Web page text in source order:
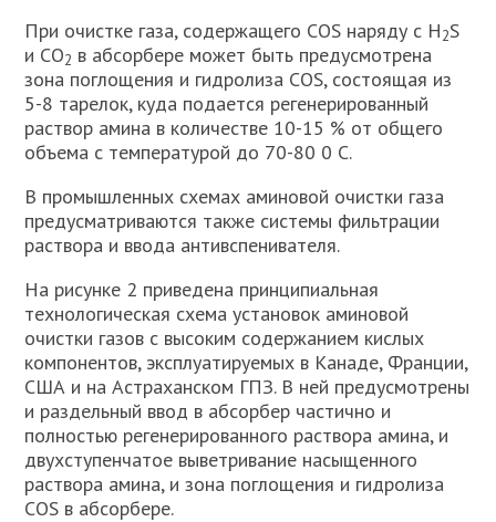
При очистке газа, содержащего СОS наряду с H2S
и СО2 в абсорбере может быть предусмотрена
зона поглощения и гидролиза СОS, состоящая из
5-8 тарелок, куда подается регенерированный
раствор амина в количестве 10-15 % от общего
объема с температурой до 70-80 0 С.
В промышленных схемах аминовой очистки газа
предусматриваются также системы фильтрации
раствора и ввода антивспенивателя.
На рисунке 2 приведена принципиальная
технологическая схема установок аминовой
очистки газов с высоким содержанием кислых
компонентов, эксплуатируемых в Канаде, Франции,
США и на Астраханском ГПЗ. В ней предусмотрены
и раздельный ввод в абсорбер частично и
полностью регенерированного раствора амина, и
двухступенчатое выветривание насыщенного
раствора амина, и зона поглощения и гидролиза
СОS в абсорбере.